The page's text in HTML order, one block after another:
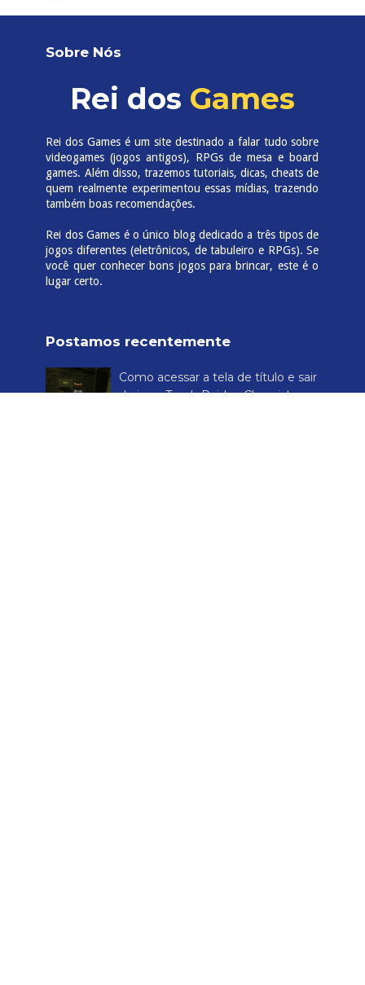
Sobre Nós
Rei dos Games
Rei dos Games é um site destinado a falar tudo sobre
videogames (jogos antigos), RPGs de mesa e board
games. Além disso, trazemos tutoriais, dicas, cheats de
quem realmente experimentou essas mídias, trazendo
também boas recomendações.
Rei dos Games é o único blog dedicado a três tipos de
jogos diferentes (eletrônicos, de tabuleiro e RPGs). Se
você quer conhecer bons jogos para brincar, este é o
lugar certo.
Postamos recentemente
Como acessar a tela de título e sair
do jogo Tomb Raider: Chronicles